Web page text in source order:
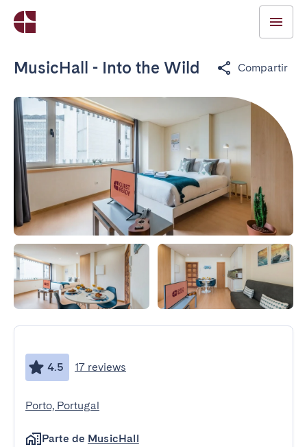
MusicHall - Into the Wild Compartir
4.5 17 reviews
Porto, Portugal
Parte de MusicHall